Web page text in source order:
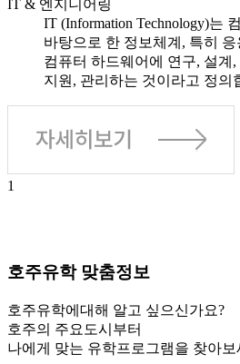
IT & 엔지니어링
IT (Information Technology)는
바탕으로 한 정보체계, 특히
컴퓨터 하드웨어에 연구, 설계,
지원, 관리하는 것이라고 정의
1
호주유학 맞춤정보
호주유학에대해 알고 싶으신가요?
호주의 주요도시부터
나에게 맞는 유학프로그램을 찾아보